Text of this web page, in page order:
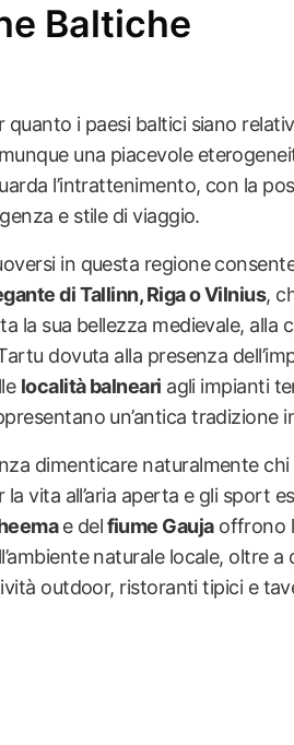
Baltiche
quanto i paesi baltici siano
una piacevole
l’intrattenimento, con la
e stile di viaggio.
in questa regione
di Tallinn, Riga o Vilnius,
la sua bellezza medievale, alla
dovuta alla presenza
località balneari agli impianti
un’antica tradizione
dimenticare naturalmente
la vita all’aria aperta e gli sport
e delfiume Gaujaoffrono
naturale locale, oltre
outdoor, ristoranti tipici e